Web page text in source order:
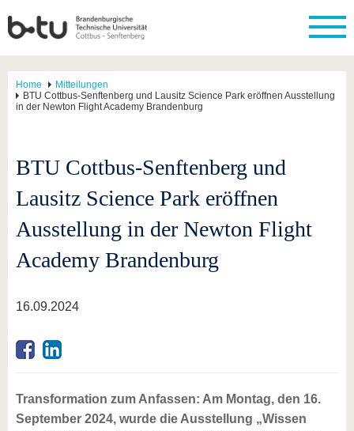
Home
Mitteilungen
BTU Cottbus-Senftenberg und Lausitz Science Park eröffnen Ausstellung
in der Newton Flight Academy Brandenburg
BTU Cottbus-Senftenberg und
Lausitz Science Park eröffnen
Ausstellung in der Newton Flight
Academy Brandenburg
16.09.2024
Transformation zum Anfassen: Am Montag, den 16.
September 2024, wurde die Ausstellung „Wissen